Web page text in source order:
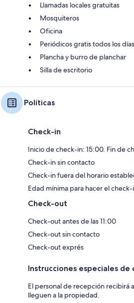
Llamadas locales gratuitas
Mosquiteros
Oficina
Periódicos gratis todos los días
Plancha y burro de planchar
Silla de escritorio
Políticas
Check-in
Inicio de check-in: 15:00. Fin de
Check-in sin contacto
Check-in fuera del horario
Edad mínima para hacer el check-
Check-out
Check-out antes de las 11:00
Check-out sin contacto
Check-out exprés
Instrucciones especiales de
El personal de recepción recibirá
lleguen a la propiedad.